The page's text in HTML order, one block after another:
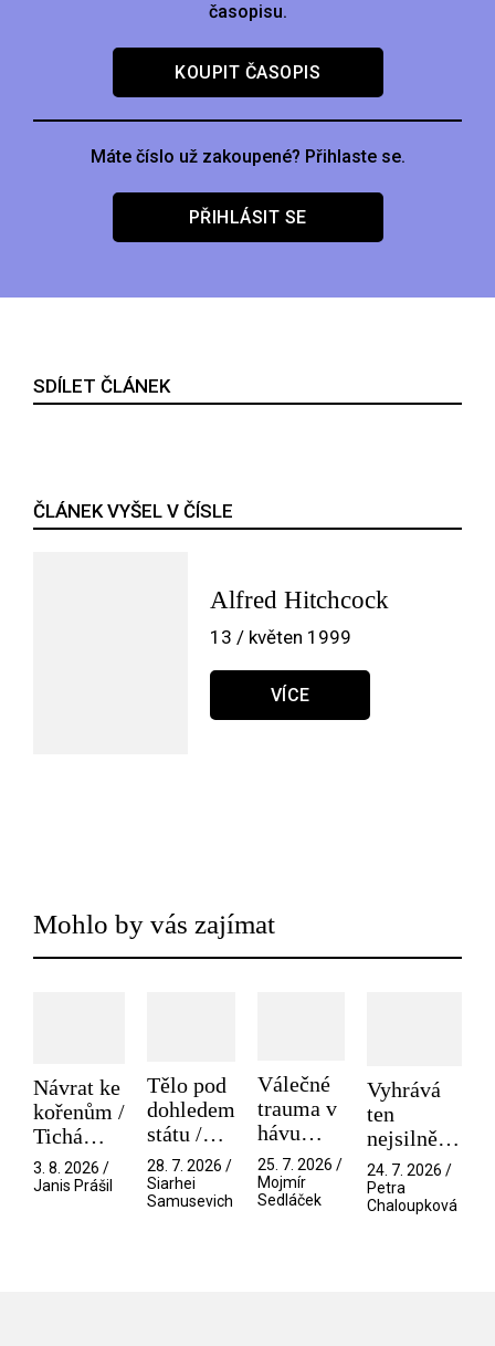
časopisu.
KOUPIT ČASOPIS
Máte číslo už zakoupené? Přihlaste se.
PŘIHLÁSIT SE
SDÍLET ČLÁNEK
ČLÁNEK VYŠEL V ČÍSLE
Alfred Hitchcock
13 / květen 1999
VÍCE
Mohlo by vás zajímat
Návrat ke
kořenům /
Tichá
přítelkyně
3. 8. 2026 /
Janis Prášil
Tělo pod
dohledem
státu /
Pramen
28. 7. 2026 /
Siarhei
Samusevich
Válečné
trauma v
hávu
spektáklu
/ Odyssea
25. 7. 2026 /
Mojmír
Sedláček
Vyhrává
ten
nejsilnější
/ V nitru
manosféry
24. 7. 2026 /
Petra
Chaloupková